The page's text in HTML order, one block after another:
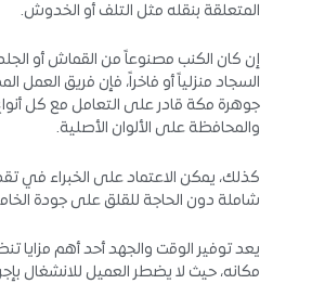
المتعلقة بنقله مثل التلف أو الخدوش.
إن كان الكنب مصنوعاً من القماش أو
السجاد منزلياً أو فاخراً، فإن فريق
جوهرة مكة قادر على التعامل مع كل
والمحافظة على الألوان الأصلية.
كذلك، يمكن الاعتماد على الخبراء في
شاملة دون الحاجة للقلق على جودة
يعد توفير الوقت والجهد أحد أهم مزايا
مكانه، حيث لا يضطر العميل للانشغال